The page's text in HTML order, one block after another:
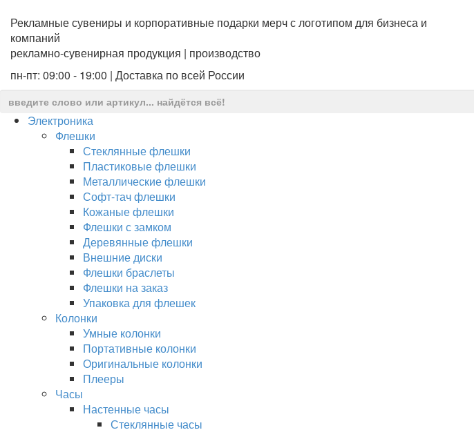
Рекламные сувениры и корпоративные подарки мерч с логотипом для бизнеса и
компаний
рекламно-сувенирная продукция | производство
пн-пт: 09:00 - 19:00 | Доставка по всей России
Электроника
Флешки
Стеклянные флешки
Пластиковые флешки
Металлические флешки
Софт-тач флешки
Кожаные флешки
Флешки с замком
Деревянные флешки
Внешние диски
Флешки браслеты
Флешки на заказ
Упаковка для флешек
Колонки
Умные колонки
Портативные колонки
Оригинальные колонки
Плееры
Часы
Настенные часы
Стеклянные часы